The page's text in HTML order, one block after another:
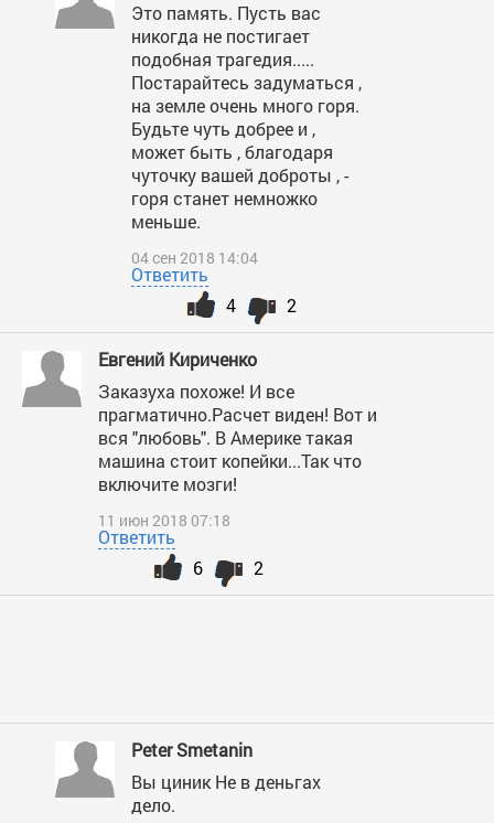
Это память. Пусть вас
никогда не постигает
подобная трагедия.....
Постарайтесь задуматься ,
на земле очень много горя.
Будьте чуть добрее и ,
может быть , благодаря
чуточку вашей доброты , -
горя станет немножко
меньше.
04 сен 2018 14:04
Ответить
2
4
Евгений Кириченко
Заказуха похоже! И все
прагматично.Расчет виден! Вот и
вся "любовь". В Америке такая
машина стоит копейки...Так что
включите мозги!
11 июн 2018 07:18
Ответить
2
6
Peter Smetanin
Вы циник Не в деньгах
дело.